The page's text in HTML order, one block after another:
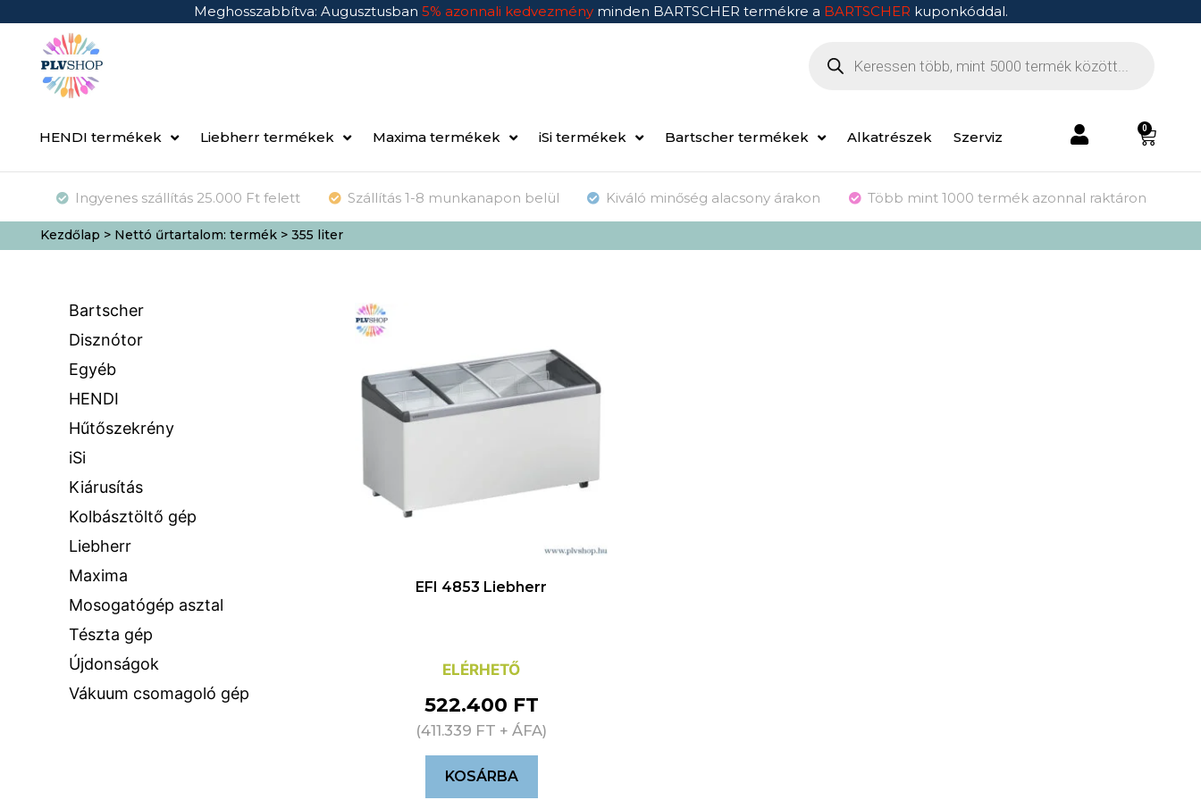
Meghosszabbítva: Augusztusban 5% azonnali kedvezmény minden BARTSCHER termékre a BARTSCHER kuponkóddal.
HENDI termékek Liebherr termékek Maxima termékek iSi termékek Bartscher termékek Alkatrészek Szerviz
0
Ingyenes szállítás 25.000 Ft felett Szállítás 1-8 munkanapon belül Kiváló minőség alacsony árakon Több mint 1000 termék azonnal raktáron
Kezdőlap > Nettó űrtartalom: termék > 355 liter
Bartscher
Disznótor
Egyéb
HENDI
Hűtőszekrény
iSi
Kiárusítás
Kolbásztöltő gép
Liebherr
Maxima
Mosogatógép asztal
Tészta gép
Újdonságok
Vákuum csomagoló gép
EFI 4853 Liebherr
ELÉRHETŐ
522.400 FT
(411.339 FT + ÁFA)
KOSÁRBA